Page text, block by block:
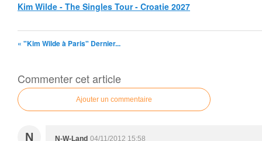
Kim Wilde - The Singles Tour - Croatie 2027
« "Kim Wilde à Paris" Dernier...
Commenter cet article
Ajouter un commentaire
N N-W-Land 04/11/2012 15:58